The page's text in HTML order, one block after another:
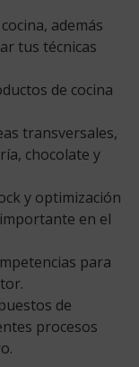
además
tus técnicas
de cocina
transversales,
chocolate y
y optimización
en el
para
de
procesos